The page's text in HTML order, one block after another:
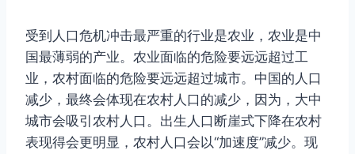
受到人口危机冲击最严重的行业是农业，农业是中
国最薄弱的产业。农业面临的危险要远远超过工
业，农村面临的危险要远远超过城市。中国的人口
减少，最终会体现在农村人口的减少，因为，大中
城市会吸引农村人口。出生人口断崖式下降在农村
表现得会更明显，农村人口会以“加速度”减少。现